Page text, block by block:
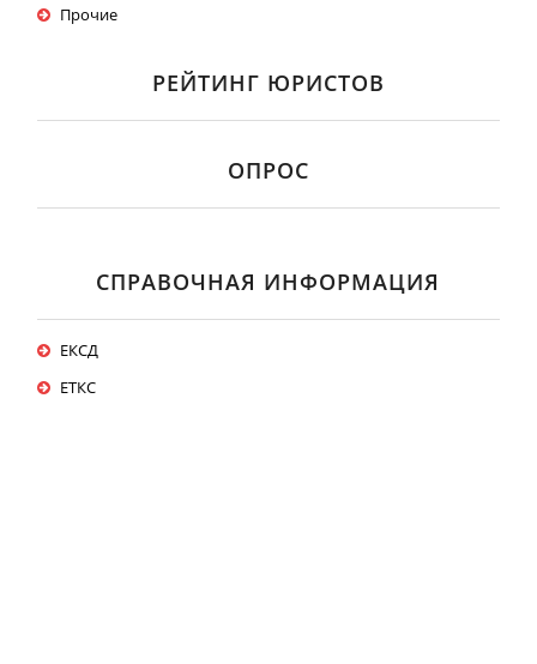
Прочие
РЕЙТИНГ ЮРИСТОВ
ОПРОС
СПРАВОЧНАЯ ИНФОРМАЦИЯ
ЕКСД
ЕТКС